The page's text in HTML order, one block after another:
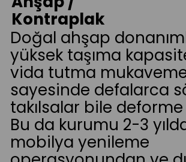
Kontraplak
Doğal ahşap
yüksek taşıma
vida tutma
sayesinde defalarca
takılsalar bile
Bu da kurumu 2-3
mobilya yenileme